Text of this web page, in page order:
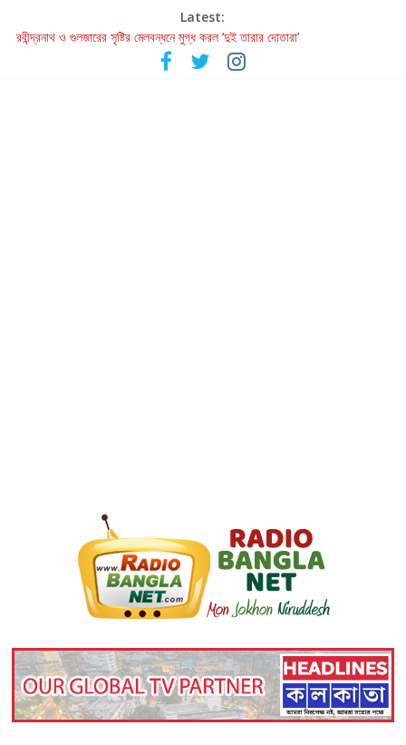
Latest:
রবীন্দ্রনাথ ও গুলজারের সৃষ্টির মেলবন্ধনে মুগ্ধ করল ‘দুই তারার দোতারা’
কলের গান থেকে রীলস্ — বাঙালির গান শোনার বিবর্তনের গল্প
জগন্নাথমঙ্গলম্ — বাংলায় প্রথমবার মঞ্চে এবার রথযাত্রার উদযাপন